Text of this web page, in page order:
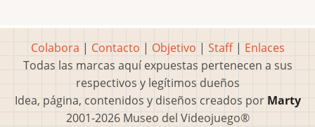
Colabora | Contacto | Objetivo | Staff| Enlaces
Todas las marcas aquí expuestas pertenecen a sus
respectivos y legítimos dueños
Idea, página, contenidos y diseños creados por Marty
2001-2026 Museo del Videojuego®